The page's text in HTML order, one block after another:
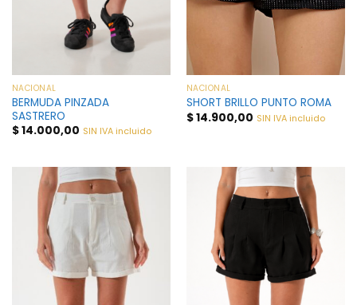
NACIONAL
BERMUDA PINZADA
SASTRERO
$14.000,00 SIN IVA incluido
NACIONAL
SHORT BRILLO PUNTO ROMA
$14.900,00 SIN IVA incluido